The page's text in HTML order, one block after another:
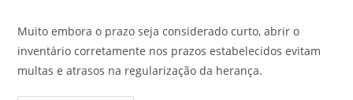
post:
Muito embora o prazo seja considerado curto, abrir o
inventário corretamente nos prazos estabelecidos evitam
multas e atrasos na regularização da herança.